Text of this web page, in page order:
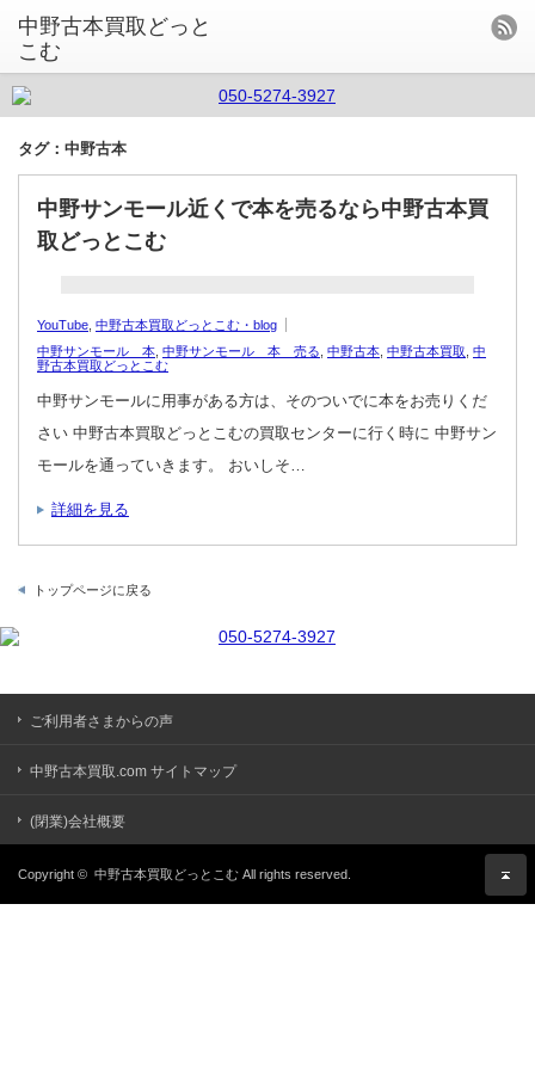
中野古本買取どっと
こむ
タグ：中野古本
中野サンモール近くで本を売るなら中野古本買
取どっとこむ
YouTube, 中野古本買取どっとこむ・blog
中野サンモール 本, 中野サンモール 本 売る, 中野古本, 中野古本買取, 中
野古本買取どっとこむ
中野サンモールに用事がある方は、そのついでに本をお売りくだ
さい 中野古本買取どっとこむの買取センターに行く時に 中野サン
モールを通っていきます。 おいしそ…
詳細を見る
トップページに戻る
ご利用者さまからの声
中野古本買取.com サイトマップ
(閉業)会社概要
Copyright © 中野古本買取どっとこむ All rights reserved.